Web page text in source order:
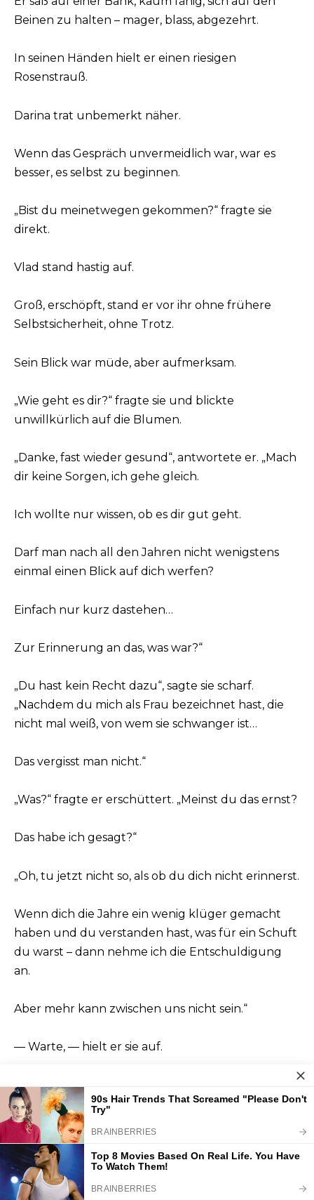
Beinen zu halten – mager, blass, abgezehrt.
In seinen Händen hielt er einen riesigen
Rosenstrauß.
Darina trat unbemerkt näher.
Wenn das Gespräch unvermeidlich war, war es
besser, es selbst zu beginnen.
„Bist du meinetwegen gekommen?“ fragte sie
direkt.
Vlad stand hastig auf.
Groß, erschöpft, stand er vor ihr ohne frühere
Selbstsicherheit, ohne Trotz.
Sein Blick war müde, aber aufmerksam.
„Wie geht es dir?“ fragte sie und blickte
unwillkürlich auf die Blumen.
„Danke, fast wieder gesund“, antwortete er. „Mach
dir keine Sorgen, ich gehe gleich.
Ich wollte nur wissen, ob es dir gut geht.
Darf man nach all den Jahren nicht wenigstens
einmal einen Blick auf dich werfen?
Einfach nur kurz dastehen…
Zur Erinnerung an das, was war?“
„Du hast kein Recht dazu“, sagte sie scharf.
„Nachdem du mich als Frau bezeichnet hast, die
nicht mal weiß, von wem sie schwanger ist…
Das vergisst man nicht.“
„Was?“ fragte er erschüttert. „Meinst du das ernst?
Das habe ich gesagt?“
„Oh, tu jetzt nicht so, als ob du dich nicht erinnerst.
Wenn dich die Jahre ein wenig klüger gemacht
haben und du verstanden hast, was für ein Schuft
du warst – dann nehme ich die Entschuldigung
an.
Aber mehr kann zwischen uns nicht sein.“
— Warte, — hielt er sie auf.
— Wir müssen reden.
Hier liegt ein furchtbares Missverständnis vor.
Aber lass uns bitte nicht hier und nicht jetzt
darüber sprechen.